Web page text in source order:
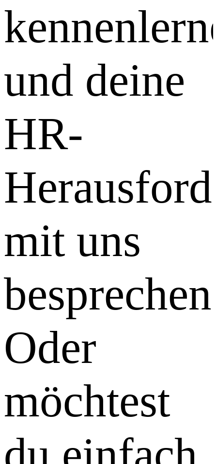
und deine
HR-
mit uns
Oder
möchtest